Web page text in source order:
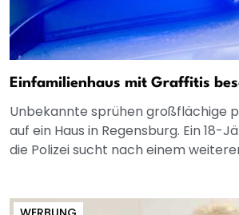
Einfamilienhaus mit Graffitis
Unbekannte sprühen großflächige
auf ein Haus in Regensburg. Ein 18-
die Polizei sucht nach einem